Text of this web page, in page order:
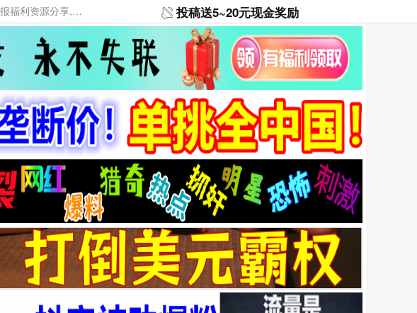
本网站提供资源工具下载，大老表资源工具，大表哥资源网软件工具，大老表资源下载，活动线报福利资源分享,活动线报，大型网游经典游戏，网络热门技术游戏辅助交流与分享。 投稿送5~20元现金奖励